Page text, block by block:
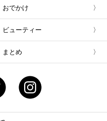
おでかけ
ビューティー
まとめ